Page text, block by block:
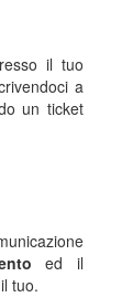
il tuo
a
un ticket
ed il
tuo.